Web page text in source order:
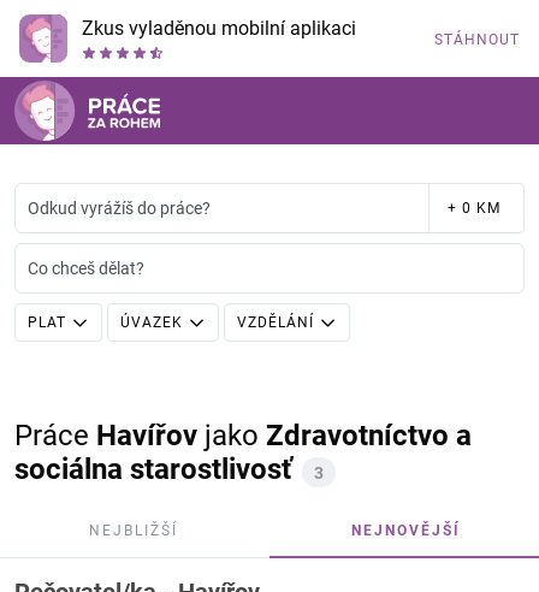
Zkus vyladěnou mobilní aplikaci STÁHNOUT
Odkud vyrážíš do práce? + 0 KM
Co chceš dělat?
PLAT ÚVAZEK VZDĚLÁNÍ
Práce Havířov jako Zdravotníctvo a
sociálna starostlivosť
3
NEJBLIŽŠÍ NEJNOVĚJŠÍ